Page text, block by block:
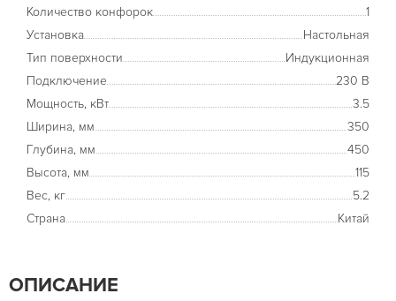
Количество конфорок
1
Установка
Настольная
Тип поверхности
Индукционная
Подключение
230 В
Мощность, кВт
3.5
Ширина, мм
350
Глубина, мм
450
Высота, мм
115
Вес, кг
5.2
Страна
Китай
ОПИСАНИЕ